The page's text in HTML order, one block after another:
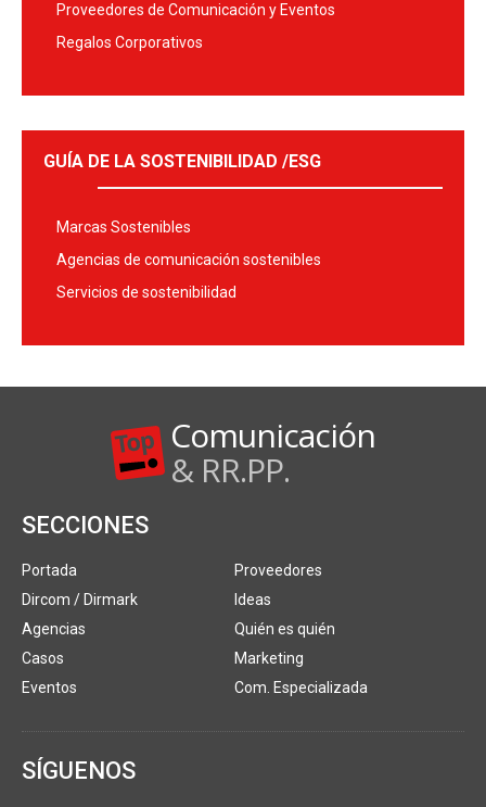
Proveedores de Comunicación y Eventos
Regalos Corporativos
GUÍA DE LA SOSTENIBILIDAD /ESG
Marcas Sostenibles
Agencias de comunicación sostenibles
Servicios de sostenibilidad
Comunicación
& RR.PP.
SECCIONES
Portada
Dircom / Dirmark
Agencias
Casos
Eventos
Proveedores
Ideas
Quién es quién
Marketing
Com. Especializada
SÍGUENOS